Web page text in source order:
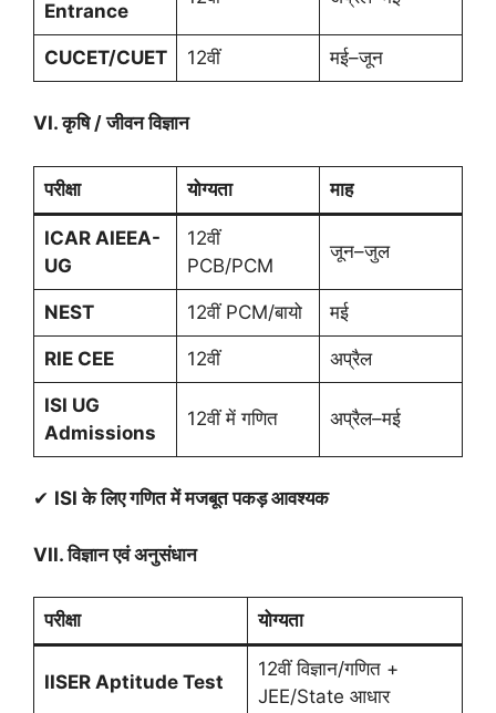
Entrance
CUCET/CUET 12वीं मई–जून
VI.कृषि / जीवन विज्ञान
परीक्षा योग्यता माह
ICAR AIEEA-
UG
12वीं
PCB/PCM
जून–जुल
NEST 12वीं PCM/बायो मई
RIE CEE 12वीं अप्रैल
ISI UG
Admissions
12वीं में गणित अप्रैल–मई
✔ ISIके लिए गणित में मजबूत पकड़ आवश्यक
VII.विज्ञान एवं अनुसंधान
परीक्षा योग्यता
IISER Aptitude Test
12वीं विज्ञान/गणित +
JEE/State आधार